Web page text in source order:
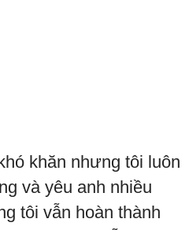
khăn nhưng tôi luôn
và yêu anh nhiều
tôi vẫn hoàn thành